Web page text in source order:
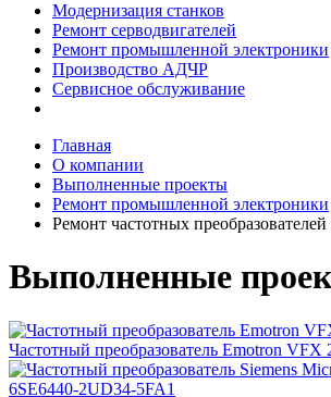
Модернизация станков
Ремонт серводвигателей
Ремонт промышленной электроники
Производство АДЧР
Сервисное обслуживание
Главная
О компании
Выполненные проекты
Ремонт промышленной электроники
Ремонт частотных преобразователей
Выполненные
Частотный преобразователь Emotron VFX